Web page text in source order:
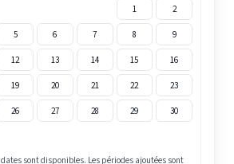
1
2
5 6 7 8 9
12 13 14 15 16
19 20 21 22 23
26 27 28 29 30
sont disponibles. Les périodes ajoutées sont